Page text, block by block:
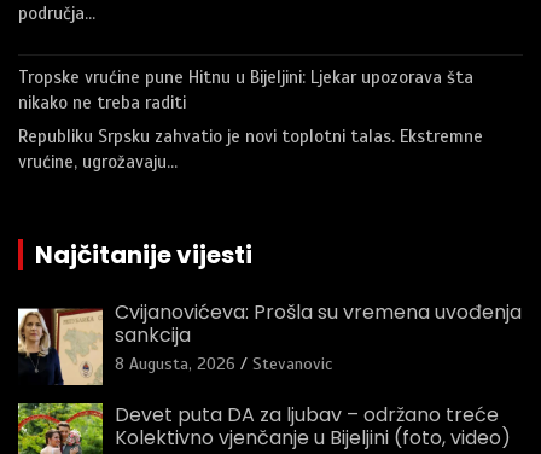
područja…
Tropske vrućine pune Hitnu u Bijeljini: Ljekar upozorava šta
nikako ne treba raditi
Republiku Srpsku zahvatio je novi toplotni talas. Ekstremne
vrućine, ugrožavaju…
Najčitanije vijesti
Cvijanovićeva: Prošla su vremena uvođenja
sankcija
8 Augusta, 2026 Stevanovic
Devet puta DA za ljubav – održano treće
Kolektivno vjenčanje u Bijeljini (foto, video)